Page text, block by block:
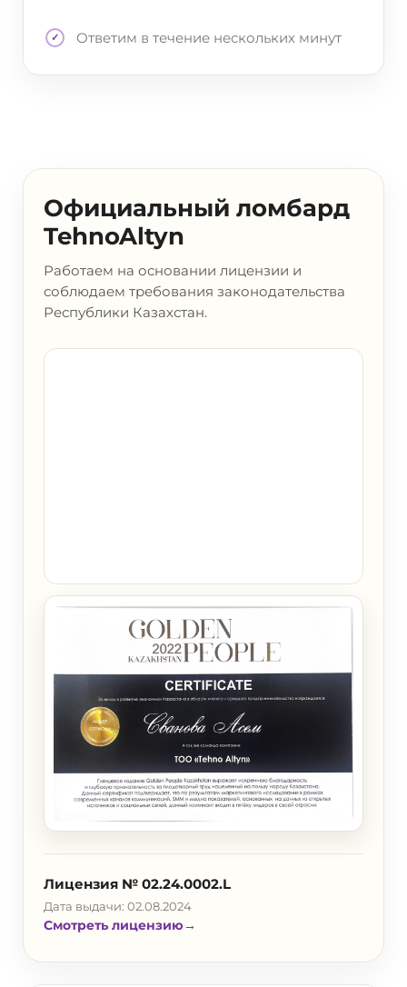
Ответим в течение нескольких минут
Официальный ломбард
TehnoAltyn
Работаем на основании лицензии и
соблюдаем требования законодательства
Республики Казахстан.
Лицензия № 02.24.0002.L
Дата выдачи: 02.08.2024
Смотреть лицензию→